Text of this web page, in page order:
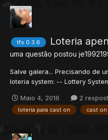
gainmana...
tfs 0.3.6 Loteria
uma questão postou
Salve galera... Precisando de
loteria system: -- Lottery
somente como broadcast
9822, 9819, 2173, 9693}, -- ID
Maio 4, 2016 2
loteria para cast on cast